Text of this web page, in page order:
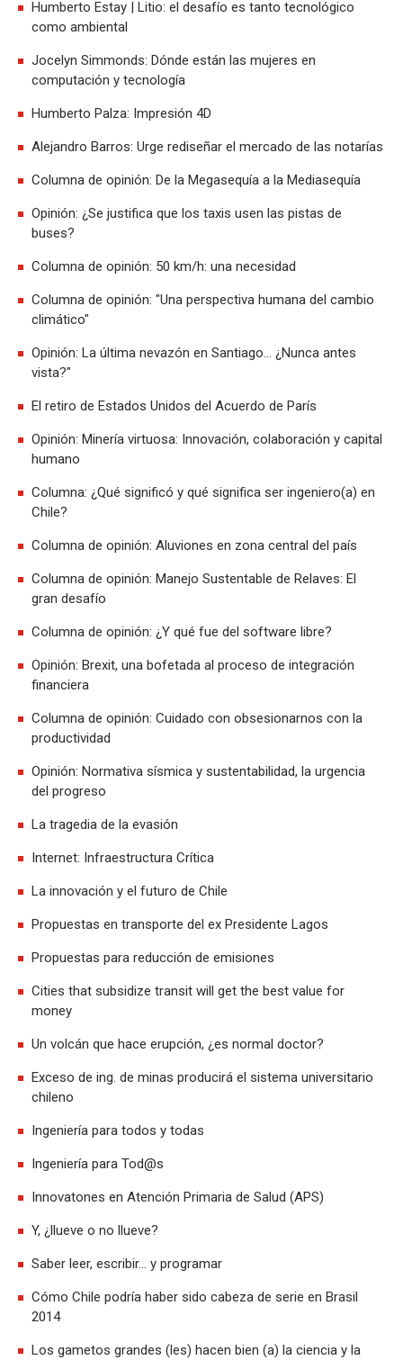
Los gametos grandes (les) hacen bien (a) la ciencia y la
Cómo Chile podría haber sido cabeza de serie en Brasil
2014
Saber leer, escribir... y programar
Y, ¿llueve o no llueve?
Innovatones en Atención Primaria de Salud (APS)
Ingeniería para Tod@s
Ingeniería para todos y todas
Exceso de ing. de minas producirá el sistema universitario
chileno
Un volcán que hace erupción, ¿es normal doctor?
Cities that subsidize transit will get the best value for
money
Propuestas para reducción de emisiones
Propuestas en transporte del ex Presidente Lagos
La innovación y el futuro de Chile
Internet: Infraestructura Crítica
La tragedia de la evasión
Opinión: Normativa sísmica y sustentabilidad, la urgencia
del progreso
Columna de opinión: Cuidado con obsesionarnos con la
productividad
Opinión: Brexit, una bofetada al proceso de integración
financiera
Columna de opinión: ¿Y qué fue del software libre?
Columna de opinión: Manejo Sustentable de Relaves: El
gran desafío
Columna de opinión: Aluviones en zona central del país
Columna: ¿Qué significó y qué significa ser ingeniero(a) en
Chile?
Opinión: Minería virtuosa: Innovación, colaboración y capital
humano
El retiro de Estados Unidos del Acuerdo de París
Opinión: La última nevazón en Santiago... ¿Nunca antes
vista?"
Columna de opinión: "Una perspectiva humana del cambio
climático"
Columna de opinión: 50 km/h: una necesidad
Opinión: ¿Se justifica que los taxis usen las pistas de
buses?
Columna de opinión: De la Megasequía a la Mediasequía
Alejandro Barros: Urge rediseñar el mercado de las notarías
Humberto Palza: Impresión 4D
Jocelyn Simmonds: Dónde están las mujeres en
computación y tecnología
Humberto Estay | Litio: el desafío es tanto tecnológico
como ambiental